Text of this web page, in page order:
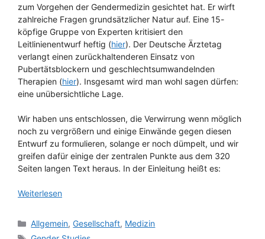
zum Vorgehen der Gendermedizin gesichtet hat. Er wirft
zahlreiche Fragen grundsätzlicher Natur auf. Eine 15-
köpfige Gruppe von Experten kritisiert den
Leitlinienentwurf heftig (hier). Der Deutsche Ärztetag
verlangt einen zurückhaltenderen Einsatz von
Pubertätsblockern und geschlechtsumwandelnden
Therapien (hier). Insgesamt wird man wohl sagen dürfen:
eine unübersichtliche Lage.
Wir haben uns entschlossen, die Verwirrung wenn möglich
noch zu vergrößern und einige Einwände gegen diesen
Entwurf zu formulieren, solange er noch dümpelt, und wir
greifen dafür einige der zentralen Punkte aus dem 320
Seiten langen Text heraus. In der Einleitung heißt es:
Weiterlesen
Kategorien
Allgemein,Gesellschaft, Medizin
Schlagwörter